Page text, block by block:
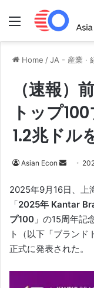
Menu
Home /JA - 産業 ·
（速報）
トップ
1.2兆ドル
Asian Econ
Send
email
2025年9月16日、上
「2025年 Kantar
プ100 」の15周年記
ト（以下「ブラン
正式に発表された。